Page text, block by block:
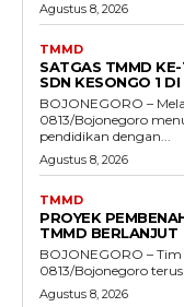
Agustus 8, 2026
TMMD
SATGAS TMMD
SDN KESONGO 1
BOJONEGORO –
0813/Bojonegoro
pendidikan dengan...
Agustus 8, 2026
TMMD
PROYEK
TMMD BERLANJUT
BOJONEGORO –
0813/Bojonegoro
Agustus 8, 2026